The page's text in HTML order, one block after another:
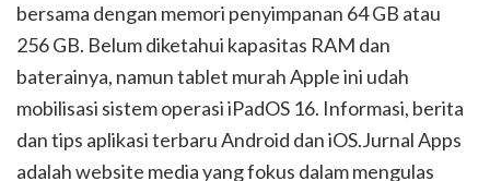
bersama dengan memori penyimpanan 64 GB atau
256 GB. Belum diketahui kapasitas RAM dan
baterainya, namun tablet murah Apple ini udah
mobilisasi sistem operasi iPadOS 16. Informasi, berita
dan tips aplikasi terbaru Android dan iOS.Jurnal Apps
adalah website media yang fokus dalam mengulas